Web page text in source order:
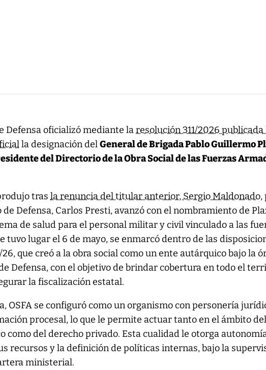
Defensa oficializó mediante laresolución 311/2026 publicada
la designación delGeneral de Brigada Pablo Guillermo
del Directorio de la Obra Social de las Fuerzas
trasla renuncia del titular anterior, Sergio Maldonado,
Defensa, Carlos Presti, avanzó con el nombramiento de
de salud para el personal militar y civil vinculado a las
tuvo lugar el 6 de mayo, se enmarcó dentro de las
que creó a la obra social como un ente autárquico bajo la
Defensa, con el objetivo de brindar cobertura en todo el
la fiscalización estatal.
OSFA se configuró como un organismo con personería
procesal, lo que le permite actuar tanto en el ámbito del
como del derecho privado. Esta cualidad le otorga
recursos y la definición de políticas internas, bajo la
ministerial.